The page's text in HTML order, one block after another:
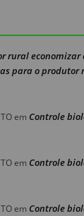
rural economizar
para o produtor
em Controle
em Controle
em Controle